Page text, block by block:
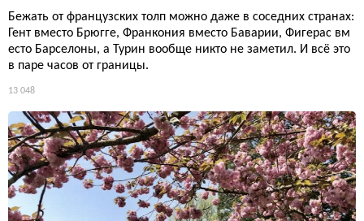
Бежать от французских толп можно даже в соседних странах:
Гент вместо Брюгге, Франкония вместо Баварии, Фигерас вм
есто Барселоны, а Турин вообще никто не заметил. И всё это
в паре часов от границы.
13 048